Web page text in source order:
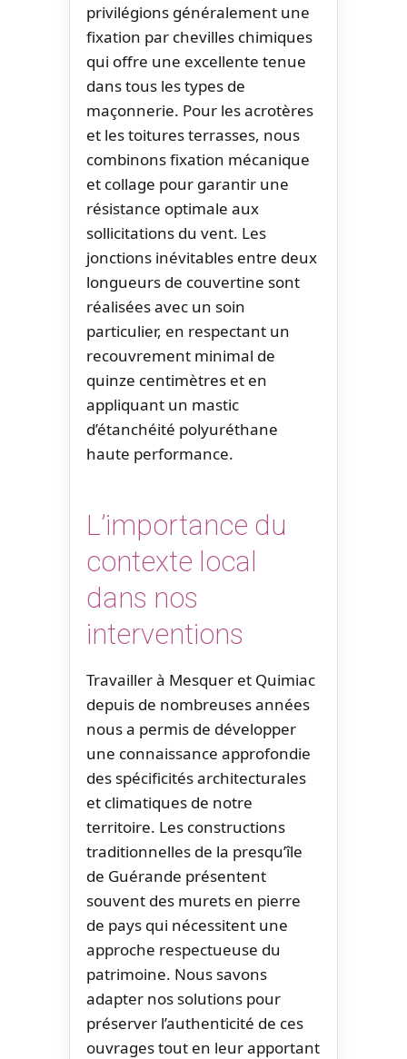
privilégions généralement une
fixation par chevilles chimiques
qui offre une excellente tenue
dans tous les types de
maçonnerie. Pour les acrotères
et les toitures terrasses, nous
combinons fixation mécanique
et collage pour garantir une
résistance optimale aux
sollicitations du vent. Les
jonctions inévitables entre deux
longueurs de couvertine sont
réalisées avec un soin
particulier, en respectant un
recouvrement minimal de
quinze centimètres et en
appliquant un mastic
d’étanchéité polyuréthane
haute performance.
L’importance du
contexte local
dans nos
interventions
Travailler à Mesquer et Quimiac
depuis de nombreuses années
nous a permis de développer
une connaissance approfondie
des spécificités architecturales
et climatiques de notre
territoire. Les constructions
traditionnelles de la presqu’île
de Guérande présentent
souvent des murets en pierre
de pays qui nécessitent une
approche respectueuse du
patrimoine. Nous savons
adapter nos solutions pour
préserver l’authenticité de ces
ouvrages tout en leur apportant